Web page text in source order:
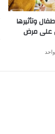
وتأثيرها
على مرض